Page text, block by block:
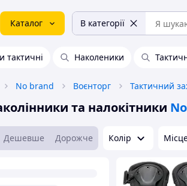
Каталог В категорії
тактичні Наколеники
No brand Воєнторг Тактичний
та налокітники
Дешевше Дорожче Колір